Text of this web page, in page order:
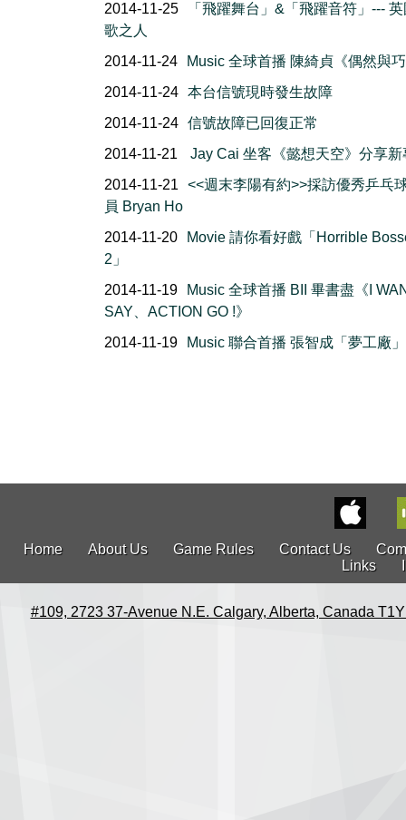
2014-11-25
「飛躍舞台」&「飛躍音符」---
歌之人
2014-11-24
Music 全球首播 陳綺貞《偶然與
2014-11-24 本台信號現時發生故障
2014-11-24 信號故障已回復正常
2014-11-21
Jay Cai 坐客《懿想天空》分享新
2014-11-21
<<週末李陽有約>>採訪優秀乒乓
員 Bryan Ho
2014-11-20
Movie 請你看好戲「Horrible
2」
2014-11-19
Music 全球首播 BII 畢書盡《I
SAY、ACTION GO !》
2014-11-19
Music 聯合首播 張智成「夢工廠」
Home About Us Game Rules Contact Us
Links
#109, 2723 37-Avenue N.E. Calgary, Alberta, Canada